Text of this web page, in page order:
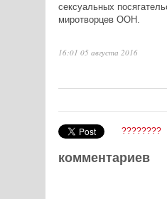
сексуальных
миротворцев ООН.
16:01 05 августа 2016
????????
комментариев